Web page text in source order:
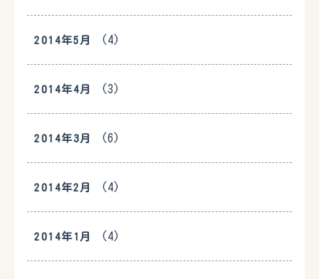
2014年5月 (4)
2014年4月 (3)
2014年3月 (6)
2014年2月 (4)
2014年1月 (4)